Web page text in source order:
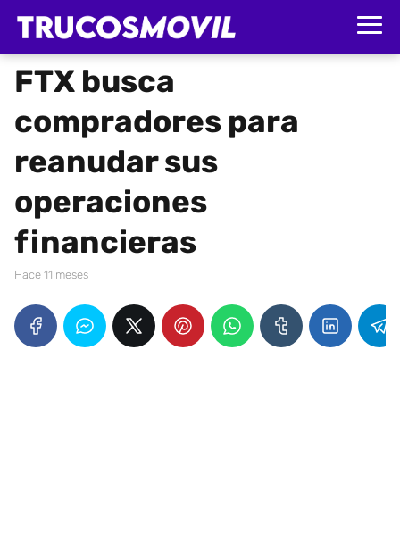
FTX busca
compradores para
reanudar sus
operaciones
financieras
hace 11 meses